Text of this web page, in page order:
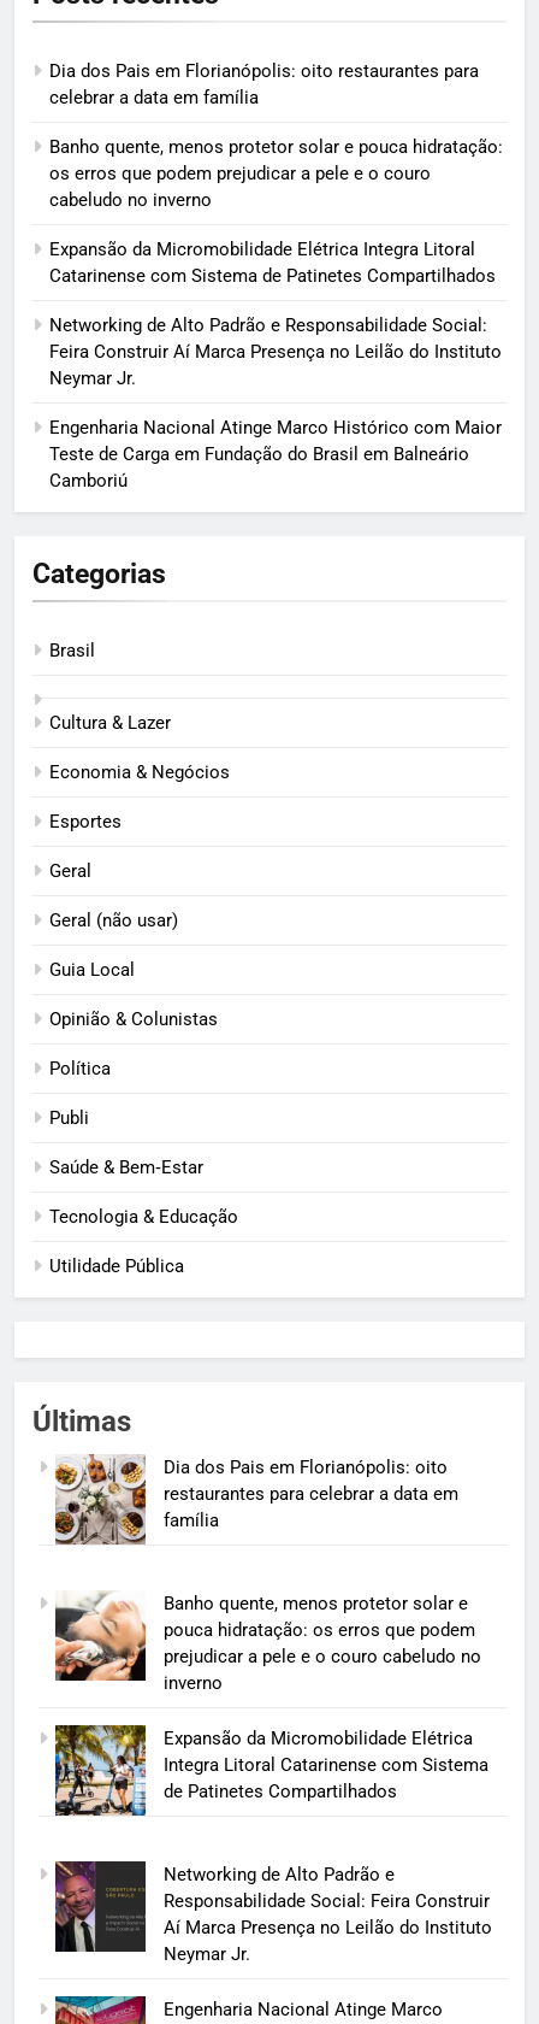
Dia dos Pais em Florianópolis: oito restaurantes para
celebrar a data em família
Banho quente, menos protetor solar e pouca hidratação:
os erros que podem prejudicar a pele e o couro
cabeludo no inverno
Expansão da Micromobilidade Elétrica Integra Litoral
Catarinense com Sistema de Patinetes Compartilhados
Networking de Alto Padrão e Responsabilidade Social:
Feira Construir Aí Marca Presença no Leilão do Instituto
Neymar Jr.
Engenharia Nacional Atinge Marco Histórico com Maior
Teste de Carga em Fundação do Brasil em Balneário
Camboriú
Categorias
Brasil
Cultura & Lazer
Economia & Negócios
Esportes
Geral
Geral (não usar)
Guia Local
Opinião & Colunistas
Política
Publi
Saúde & Bem‑Estar
Tecnologia & Educação
Utilidade Pública
Últimas
Dia dos Pais em Florianópolis: oito
restaurantes para celebrar a data em
família
Banho quente, menos protetor solar e
pouca hidratação: os erros que podem
prejudicar a pele e o couro cabeludo no
inverno
Expansão da Micromobilidade Elétrica
Integra Litoral Catarinense com Sistema
de Patinetes Compartilhados
Networking de Alto Padrão e
Responsabilidade Social: Feira Construir
Aí Marca Presença no Leilão do Instituto
Neymar Jr.
Engenharia Nacional Atinge Marco